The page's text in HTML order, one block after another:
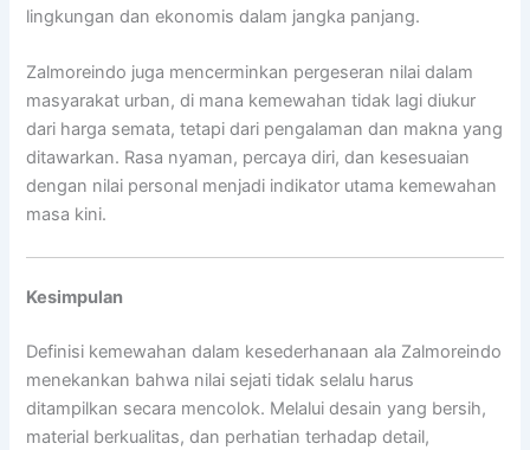
lingkungan dan ekonomis dalam jangka panjang.
Zalmoreindo juga mencerminkan pergeseran nilai dalam
masyarakat urban, di mana kemewahan tidak lagi diukur
dari harga semata, tetapi dari pengalaman dan makna yang
ditawarkan. Rasa nyaman, percaya diri, dan kesesuaian
dengan nilai personal menjadi indikator utama kemewahan
masa kini.
Kesimpulan
Definisi kemewahan dalam kesederhanaan ala Zalmoreindo
menekankan bahwa nilai sejati tidak selalu harus
ditampilkan secara mencolok. Melalui desain yang bersih,
material berkualitas, dan perhatian terhadap detail,